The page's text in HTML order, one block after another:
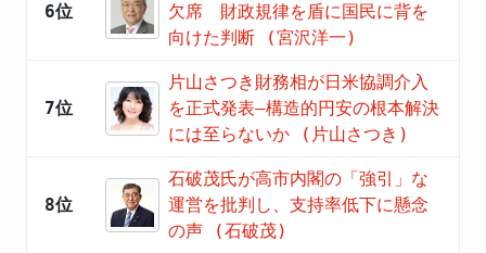
6位
欠席 財政規律を盾に国民に背を
向けた判断 (宮沢洋一)
7位
片山さつき財務相が日米協調介入
を正式発表―構造的円安の根本解決
には至らないか (片山さつき)
8位
石破茂氏が高市内閣の「強引」な
運営を批判し、支持率低下に懸念
の声 (石破茂)